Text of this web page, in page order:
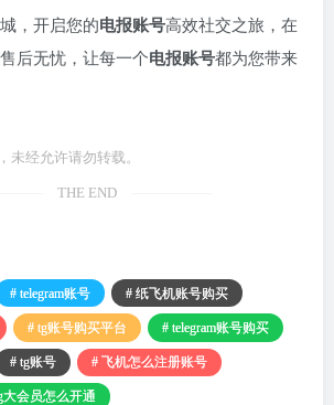
，开启您的电报账号高效社交之旅，在
后无忧，让每一个电报账号都为您带来
未经允许请勿转载。
THE END
# telegram账号 # 纸飞机账号购买
# tg账号购买平台 # telegram账号购买
# tg账号 # 飞机怎么注册账号
大会员怎么开通